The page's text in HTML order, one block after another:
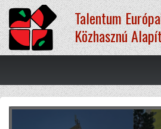
Ugrás
a
tartalomra
Talentum
Közhasznú